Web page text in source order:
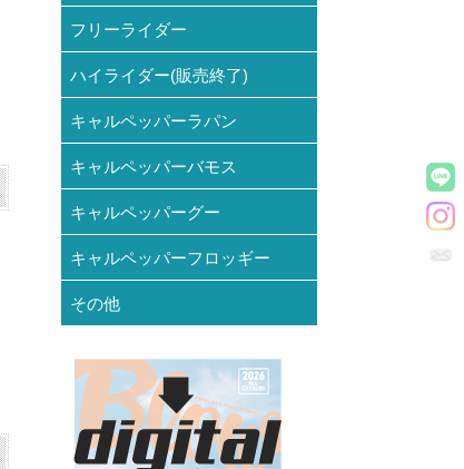
フリーライダー
ハイライダー(販売終了)
キャルペッパーラパン
キャルペッパーバモス
キャルペッパーグー
キャルペッパーフロッギー
その他